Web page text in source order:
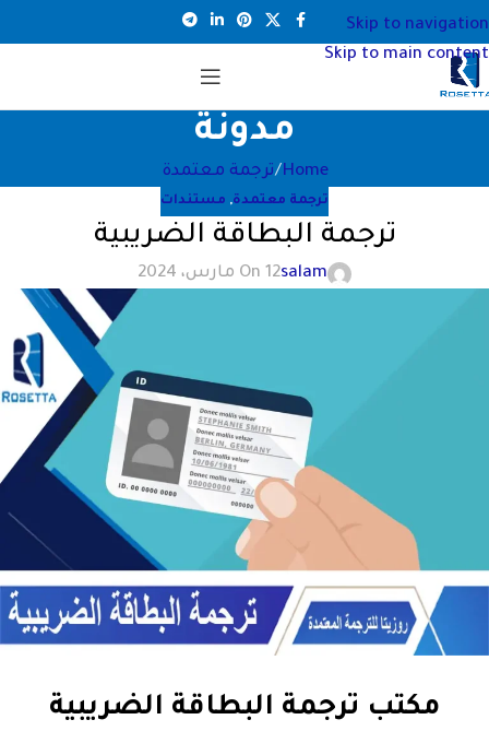
Skip to navigation
Skip to main content
مدونة
Home ترجمة معتمدة
ترجمة معتمدة, مستندات
ترجمة البطاقة الضريبية
salamOn 12 مارس، 2024
مكتب ترجمة البطاقة الضريبية